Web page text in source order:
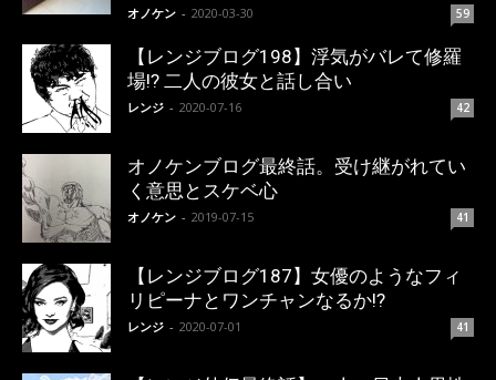
オノケン - 2020-03-30 59
【レンジブログ198】浮気がバレて修羅
場!? 二人の彼女と話し合い
レンジ - 2020-07-16 42
オノケンブログ最終話。受け継がれてい
く意思とスケベ心
オノケン - 2019-07-15 41
【レンジブログ187】女優のようなフィ
リピーナとワンチャンなるか!?
レンジ - 2020-07-01 41